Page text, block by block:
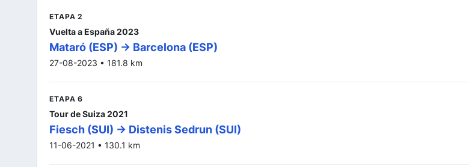
ETAPA 2
Vuelta a España 2023
Mataró (ESP) -> Barcelona (ESP)
27-08-2023 • 181.8 km
ETAPA 6
Tour de Suiza 2021
Fiesch (SUI) -> Distenis Sedrun (SUI)
11-06-2021 • 130.1 km